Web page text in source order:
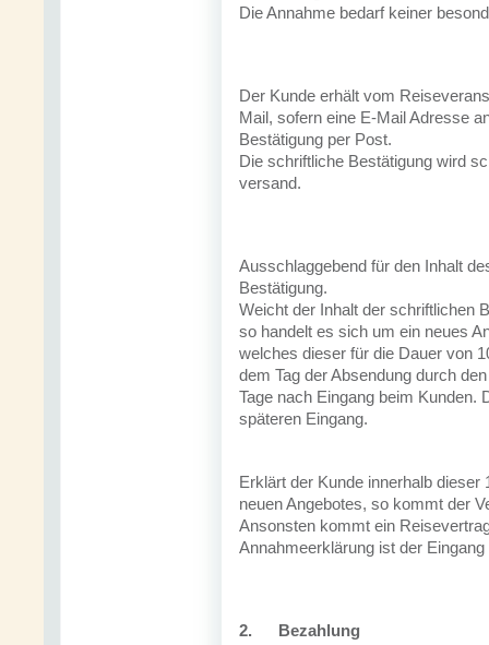
Die Annahme bedarf keiner
Der Kunde erhält vom
Mail, sofern eine E-Mail Adresse
Bestätigung per Post.
Die schriftliche Bestätigung wird
versand.
Ausschlaggebend für den Inhalt
Bestätigung.
Weicht der Inhalt der schriftlichen
so handelt es sich um ein neues
welches dieser für die Dauer von
dem Tag der Absendung durch
Tage nach Eingang beim Kunden.
späteren Eingang.
Erklärt der Kunde innerhalb dieser
neuen Angebotes, so kommt der
Ansonsten kommt ein
Annahmeerklärung ist der
2. Bezahlung